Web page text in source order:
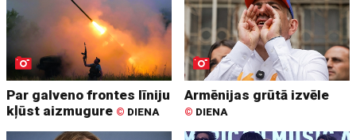
Par galveno frontes līniju
kļūst aizmugure © DIENA
Armēnijas grūtā izvēle
© DIENA